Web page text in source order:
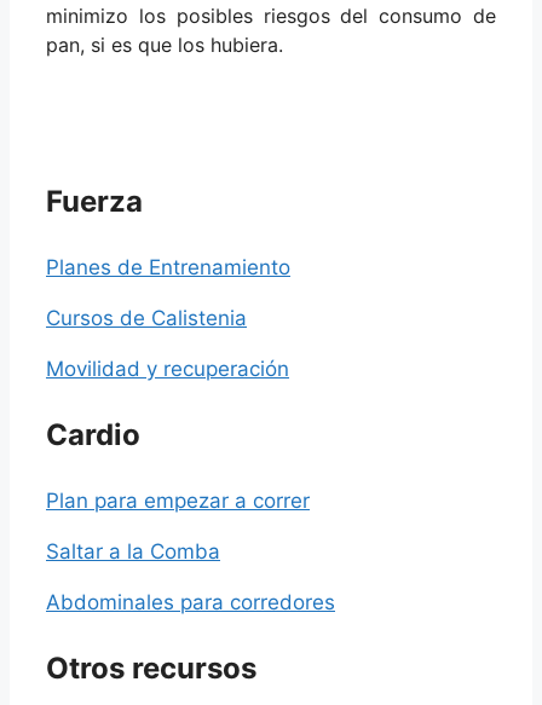
minimizo los posibles riesgos del consumo de
pan, si es que los hubiera.
Fuerza
Planes de Entrenamiento
Cursos de Calistenia
Movilidad y recuperación
Cardio
Plan para empezar a correr
Saltar a la Comba
Abdominales para corredores
Otros recursos